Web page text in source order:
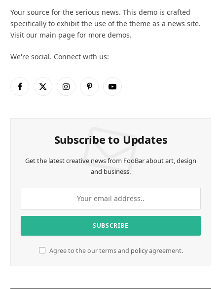
Your source for the serious news. This demo is crafted
specifically to exhibit the use of the theme as a news site.
Visit our main page for more demos.
We're social. Connect with us:
Facebook
X
InstagramPinterestYouTube
Subscribe to Updates
Get the latest creative news from FooBar about art, design
and business.
Agree to the our terms and policyagreement.